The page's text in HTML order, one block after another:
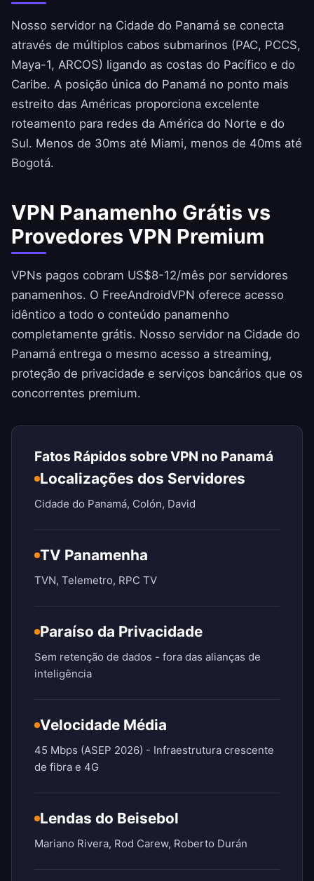
Nosso servidor na Cidade do Panamá se conecta
através de múltiplos cabos submarinos (PAC, PCCS,
Maya-1, ARCOS) ligando as costas do Pacífico e do
Caribe. A posição única do Panamá no ponto mais
estreito das Américas proporciona excelente
roteamento para redes da América do Norte e do
Sul. Menos de 30ms até Miami, menos de 40ms até
Bogotá.
VPN Panamenho Grátis vs
Provedores VPN Premium
VPNs pagos cobram US$8-12/mês por servidores
panamenhos. O FreeAndroidVPN oferece acesso
idêntico a todo o conteúdo panamenho
completamente grátis. Nosso servidor na Cidade do
Panamá entrega o mesmo acesso a streaming,
proteção de privacidade e serviços bancários que os
concorrentes premium.
Fatos Rápidos sobre VPN no Panamá
Localizações dos Servidores
Cidade do Panamá, Colón, David
TV Panamenha
TVN, Telemetro, RPC TV
Paraíso da Privacidade
Sem retenção de dados - fora das alianças de
inteligência
Velocidade Média
45 Mbps (ASEP 2026) - Infraestrutura crescente
de fibra e 4G
Lendas do Beisebol
Mariano Rivera, Rod Carew, Roberto Durán